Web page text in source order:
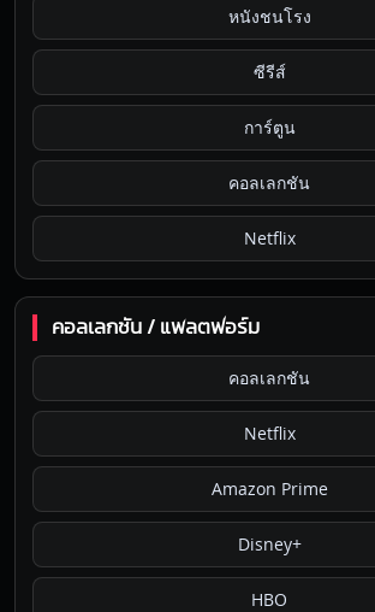
หนังชนโรง
ซีรีส์
การ์ตูน
คอลเลกชัน
Netflix
คอลเลกชัน / แพลตฟอร์ม
คอลเลกชัน
Netflix
Amazon Prime
Disney+
HBO